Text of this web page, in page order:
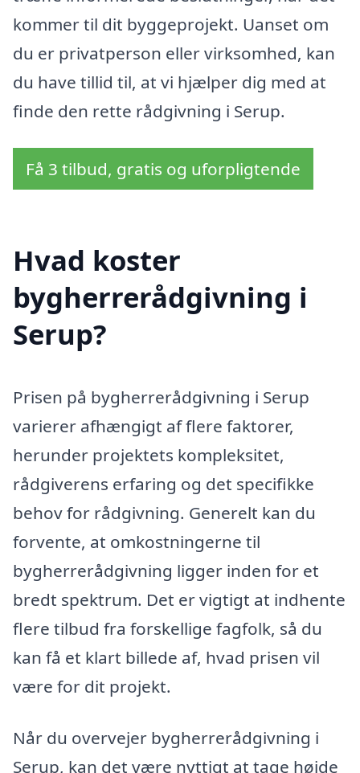
kommer til dit byggeprojekt. Uanset om
du er privatperson eller virksomhed, kan
du have tillid til, at vi hjælper dig med at
finde den rette rådgivning i Serup.
Få 3 tilbud, gratis og uforpligtende
Hvad koster
bygherrerådgivning i
Serup?
Prisen på bygherrerådgivning i Serup
varierer afhængigt af flere faktorer,
herunder projektets kompleksitet,
rådgiverens erfaring og det specifikke
behov for rådgivning. Generelt kan du
forvente, at omkostningerne til
bygherrerådgivning ligger inden for et
bredt spektrum. Det er vigtigt at indhente
flere tilbud fra forskellige fagfolk, så du
kan få et klart billede af, hvad prisen vil
være for dit projekt.
Når du overvejer bygherrerådgivning i
Serup, kan det være nyttigt at tage højde